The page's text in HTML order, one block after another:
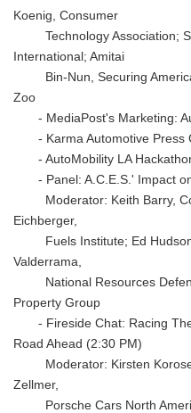
Koenig, Consumer
Technology Association;
International; Amitai
Bin-Nun, Securing
Zoo
- MediaPost's Marketing:
- Karma Automotive Press
- AutoMobility LA
- Panel: A.C.E.S.' Impact on
Moderator: Keith Barry,
Eichberger,
Fuels Institute; Ed Hudson,
Valderrama,
National Resources
Property Group
- Fireside Chat: Racing The
Road Ahead (2:30 PM)
Moderator: Kirsten
Zellmer,
Porsche Cars North